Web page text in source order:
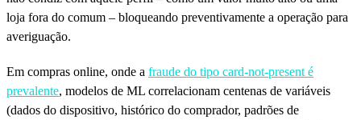
loja fora do comum – bloqueando preventivamente a operação para
averiguação.
Em compras online, onde a fraude do tipo card-not-present é
prevalente, modelos de ML correlacionam centenas de variáveis
(dados do dispositivo, histórico do comprador, padrões de